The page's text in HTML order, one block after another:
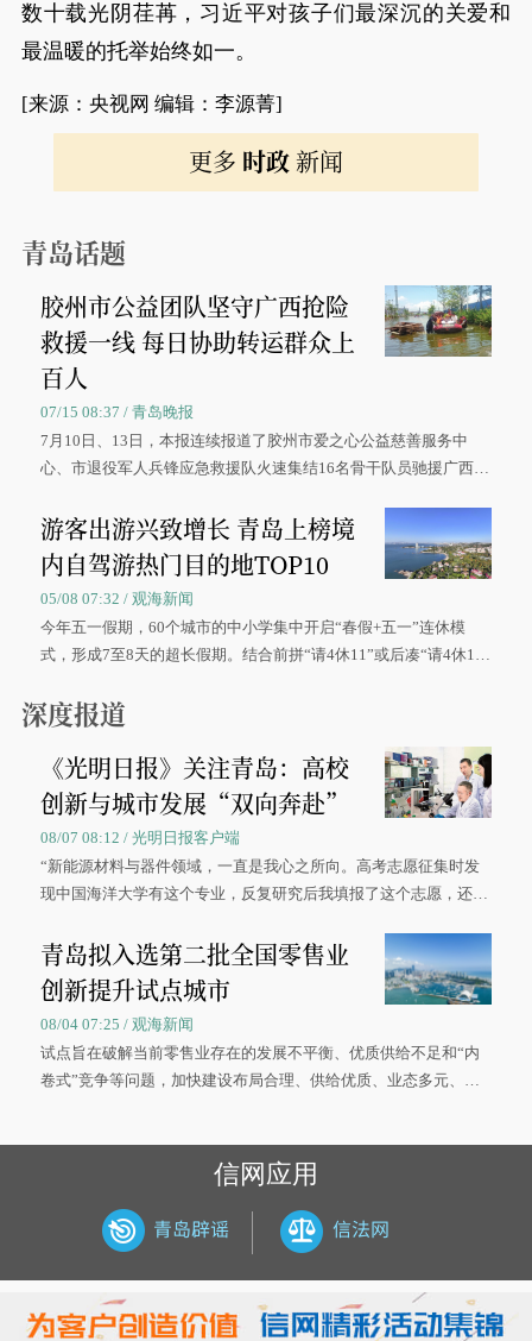
数十载光阴荏苒，习近平对孩子们最深沉的关爱和
最温暖的托举始终如一。
[来源：央视网 编辑：李源菁]
更多 时政新闻
青岛话题
胶州市公益团队坚守广西抢险
救援一线 每日协助转运群众上
百人
07/15 08:37 / 青岛晚报
7月10日、13日，本报连续报道了胶州市爱之心公益慈善服务中
心、市退役军人兵锋应急救援队火速集结16名骨干队员驰援广西灾
游客出游兴致增长 青岛上榜境
内自驾游热门目的地TOP10
05/08 07:32 / 观海新闻
今年五一假期，60个城市的中小学集中开启“春假+五一”连休模
式，形成7至8天的超长假期。结合前拼“请4休11”或后凑“请4休1
深度报道
《光明日报》关注青岛：高校
创新与城市发展“双向奔赴”
08/07 08:12 / 光明日报客户端
“新能源材料与器件领域，一直是我心之所向。高考志愿征集时发
现中国海洋大学有这个专业，反复研究后我填报了这个志愿，还真
大学材料科学与工程学院材料类专业的录取通知书。
青岛拟入选第二批全国零售业
创新提升试点城市
08/04 07:25 / 观海新闻
试点旨在破解当前零售业存在的发展不平衡、优质供给不足和“内
卷式”竞争等问题，加快建设布局合理、供给优质、业态多元、智
信网应用